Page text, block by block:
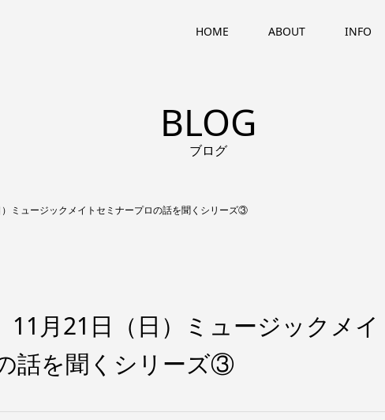
HOME ABOUT INFO
BLOG
ブログ
）ミュージックメイトセミナープロの話を聞くシリーズ③
11月21日（日）ミュージックメイ
話を聞くシリーズ③